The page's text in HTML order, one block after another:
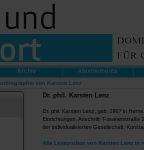
Archiv Abonnements
von Karsten Lenz
Dr. phil. Karsten Lenz
Dr. phil. Karsten Lenz, geb. 1967 in
Einrichtungen. Anschrift: Fasanenstraße
der individualisierten Gesellschaft,
Alle Leseproben von Karsten Lenz in